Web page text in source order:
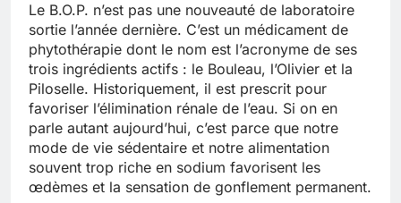
Le B.O.P. n’est pas une nouveauté de laboratoire
sortie l’année dernière. C’est un médicament de
phytothérapie dont le nom est l’acronyme de ses
trois ingrédients actifs : le Bouleau, l’Olivier et la
Piloselle. Historiquement, il est prescrit pour
favoriser l’élimination rénale de l’eau. Si on en
parle autant aujourd’hui, c’est parce que notre
mode de vie sédentaire et notre alimentation
souvent trop riche en sodium favorisent les
œdèmes et la sensation de gonflement permanent.